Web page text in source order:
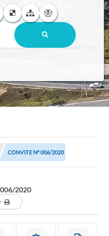
CONVITE Nº 006/2020
2020